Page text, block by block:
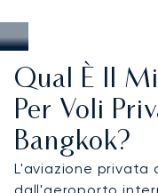
Qual È Il
Per Voli
Bangkok?
L'aviazione privata
dall'aeroporto